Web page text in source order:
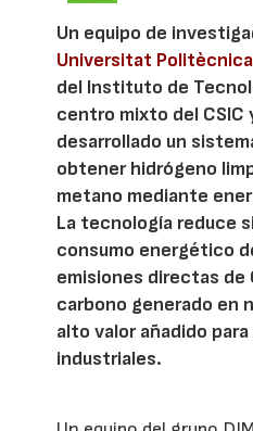
Un equipo de
Universitat Politècnica
del Instituto de
centro mixto del CSIC
desarrollado un
obtener hidrógeno
metano mediante
La tecnología reduce
consumo energético
emisiones directas de
carbono generado en
alto valor añadido
industriales.